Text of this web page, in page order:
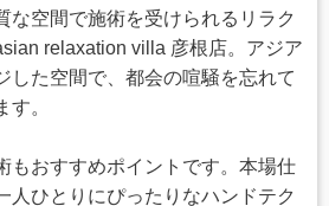
な空間で施術を受けられるリラク
relaxation villa 彦根店。アジア
した空間で、都会の喧騒を忘れて
。
もおすすめポイントです。本場仕
人ひとりにぴったりなハンドテク